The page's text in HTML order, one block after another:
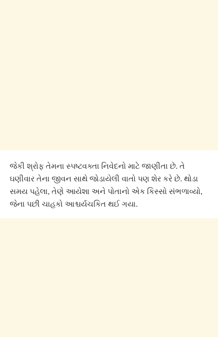
જેકી શ્રોફ તેમના સ્પષ્ટવક્તા નિવેદનો માટે જાણીતા છે. તે
ઘણીવાર તેના જીવન સાથે જોડાયેલી વાતો પણ શેર કરે છે. થોડા
સમય પહેલા, તેણે આયેશા અને પોતાનો એક કિસ્સો સંભળાવ્યો,
જેના પછી ચાહકો આશ્ચર્યચકિત થઈ ગયા.